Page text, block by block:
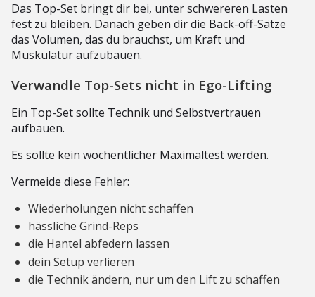
Das Top-Set bringt dir bei, unter schwereren Lasten
fest zu bleiben. Danach geben dir die Back-off-Sätze
das Volumen, das du brauchst, um Kraft und
Muskulatur aufzubauen.
Verwandle Top-Sets nicht in Ego-Lifting
Ein Top-Set sollte Technik und Selbstvertrauen
aufbauen.
Es sollte kein wöchentlicher Maximaltest werden.
Vermeide diese Fehler:
Wiederholungen nicht schaffen
hässliche Grind-Reps
die Hantel abfedern lassen
dein Setup verlieren
die Technik ändern, nur um den Lift zu schaffen